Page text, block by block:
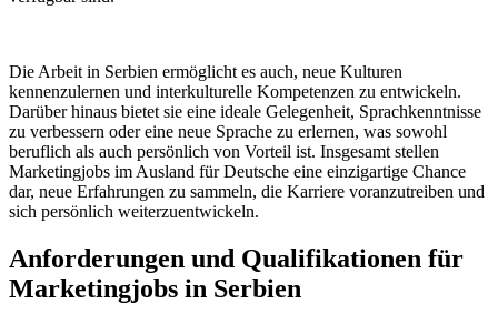
Die Arbeit in Serbien ermöglicht es auch, neue Kulturen
kennenzulernen und interkulturelle Kompetenzen zu entwickeln.
Darüber hinaus bietet sie eine ideale Gelegenheit, Sprachkenntnisse
zu verbessern oder eine neue Sprache zu erlernen, was sowohl
beruflich als auch persönlich von Vorteil ist. Insgesamt stellen
Marketingjobs im Ausland für Deutsche eine einzigartige Chance
dar, neue Erfahrungen zu sammeln, die Karriere voranzutreiben und
sich persönlich weiterzuentwickeln.
Anforderungen und Qualifikationen für
Marketingjobs in Serbien